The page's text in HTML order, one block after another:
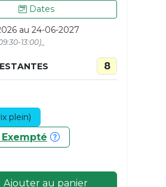
Dates
au 24-06-2027
13:00)_
8
plein)
Exempté
Ajouter au panier